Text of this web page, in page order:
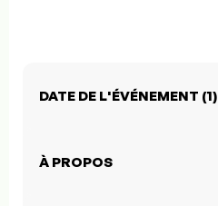
DATE DE L'ÉVÉNEMENT (1)
À PROPOS